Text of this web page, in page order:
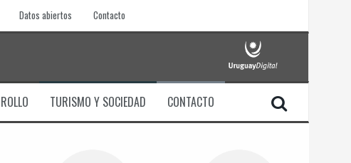
Datos abiertos Contacto
TURISMO Y SOCIEDAD CONTACTO